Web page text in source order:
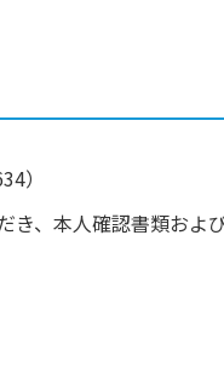
）
き、本人確認書類およ